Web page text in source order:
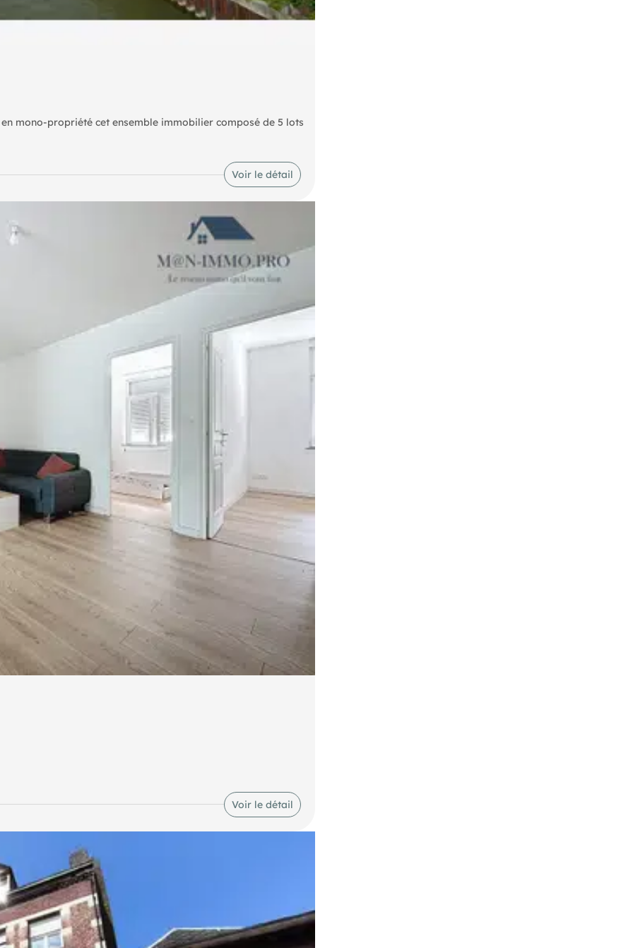
mono-propriété cet ensemble immobilier composé de 5 lots
Restaurants, Médecins, Bowling Quai 121, etc.), des
de Police,), des transports en communs gratuits (bus).
contacter. Les honoraires sont à la charge du vendeur.
une méthode valable mais non fiable et non-opposable.
(RSAC N°433 657 764 - Greffe de DOUAI) Entrepreneur Individuel à Responsabilité Limitée - Réf.960495
Voir le détail
Voir le détail